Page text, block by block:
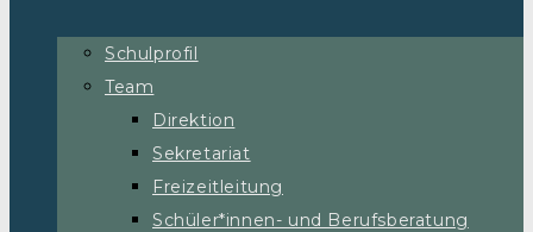
Schulprofil
Team
Direktion
Sekretariat
Freizeitleitung
Schüler*innen- und Berufsberatung